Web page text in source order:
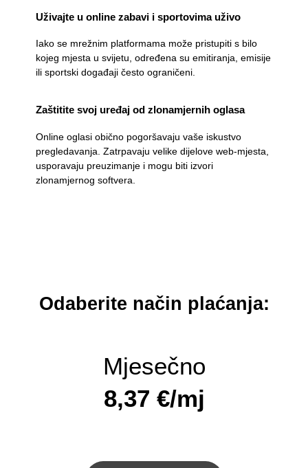
Uživajte u online zabavi i sportovima uživo
Iako se mrežnim platformama može pristupiti s bilo
kojeg mjesta u svijetu, određena su emitiranja, emisije
ili sportski događaji često ograničeni.
Zaštitite svoj uređaj od zlonamjernih oglasa
Online oglasi obično pogoršavaju vaše iskustvo
pregledavanja. Zatrpavaju velike dijelove web-mjesta,
usporavaju preuzimanje i mogu biti izvori
zlonamjernog softvera.
Odaberite način plaćanja:
Mjesečno
8,37 €/mj